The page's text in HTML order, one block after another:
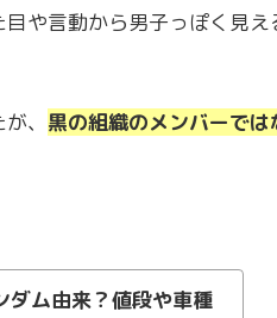
や言動から男子っぽく見え
、 黒の組織のメンバーでは
ダム由来？値段や車種